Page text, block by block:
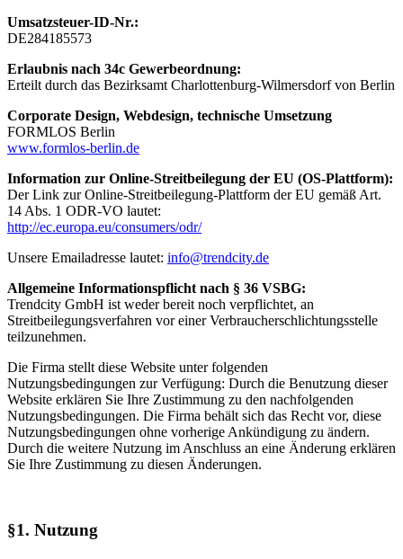
Umsatzsteuer-ID-Nr.:
DE284185573
Erlaubnis nach 34c Gewerbeordnung:
Erteilt durch das Bezirksamt Charlottenburg-Wilmersdorf von Berlin
Corporate Design, Webdesign, technische Umsetzung
FORMLOS Berlin
www.formlos-berlin.de
Information zur Online-Streitbeilegung der EU (OS-Plattform):
Der Link zur Online-Streitbeilegung-Plattform der EU gemäß Art.
14 Abs. 1 ODR-VO lautet:
http://ec.europa.eu/consumers/odr/
Unsere Emailadresse lautet: info@trendcity.de
Allgemeine Informationspflicht nach § 36 VSBG:
Trendcity GmbH ist weder bereit noch verpflichtet, an
Streitbeilegungsverfahren vor einer Verbraucherschlichtungsstelle
teilzunehmen.
Die Firma stellt diese Website unter folgenden
Nutzungsbedingungen zur Verfügung: Durch die Benutzung dieser
Website erklären Sie Ihre Zustimmung zu den nachfolgenden
Nutzungsbedingungen. Die Firma behält sich das Recht vor, diese
Nutzungsbedingungen ohne vorherige Ankündigung zu ändern.
Durch die weitere Nutzung im Anschluss an eine Änderung erklären
Sie Ihre Zustimmung zu diesen Änderungen.
§1. Nutzung